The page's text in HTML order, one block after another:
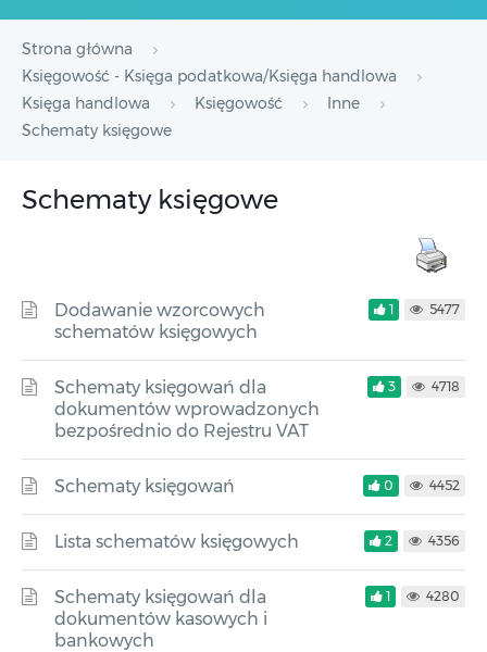
Strona główna
Księgowość - Księga podatkowa/Księga handlowa
Księga handlowa
Księgowość
Inne
Schematy księgowe
Schematy księgowe
Dodawanie wzorcowych
schematów księgowych
1 5477
Schematy księgowań dla
dokumentów wprowadzonych
bezpośrednio do Rejestru VAT
3 4718
Schematy księgowań 0 4452
Lista schematów księgowych 2 4356
Schematy księgowań dla
dokumentów kasowych i
bankowych
1 4280